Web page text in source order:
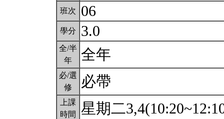
班次 06
學分 3.0
全/半
年
全年
必/選
修
必帶
上課
時間
星期二